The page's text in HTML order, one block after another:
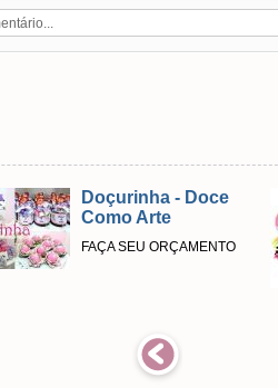
Doçurinha - Doce
Como Arte
FAÇA SEU ORÇAMENTO